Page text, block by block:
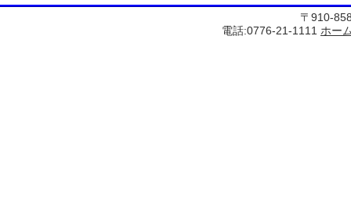
〒910-
電話:0776-21-1111 ホー